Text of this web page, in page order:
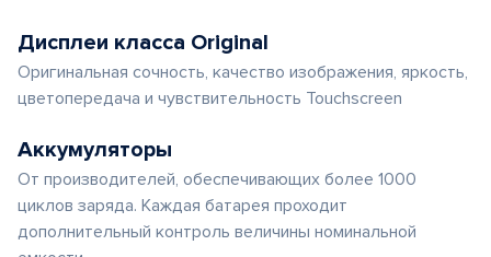
Дисплеи класса Original
Оригинальная сочность, качество изображения, яркость,
цветопередача и чувствительность Touchscreen
Аккумуляторы
От производителей, обеспечивающих более 1000
циклов заряда. Каждая батарея проходит
дополнительный контроль величины номинальной